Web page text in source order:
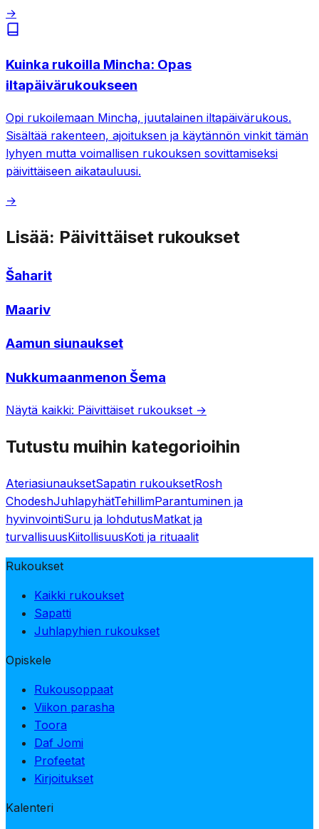
→
Kuinka rukoilla Mincha: Opas
iltapäivärukoukseen
Opi rukoilemaan Mincha, juutalainen iltapäivärukous.
Sisältää rakenteen, ajoituksen ja käytännön vinkit tämän
lyhyen mutta voimallisen rukouksen sovittamiseksi
päivittäiseen aikatauluusi.
→
Lisää: Päivittäiset rukoukset
Šaharit
Maariv
Aamun siunaukset
Nukkumaanmenon Šema
Näytä kaikki: Päivittäiset rukoukset →
Tutustu muihin kategorioihin
AteriasiunauksetSapatin rukouksetRosh
ChodeshJuhlapyhätTehillimParantuminen ja
hyvinvointiSuru ja lohdutusMatkat ja
turvallisuusKiitollisuusKoti ja rituaalit
Rukoukset
Kaikki rukoukset
Sapatti
Juhlapyhien rukoukset
Opiskele
Rukousoppaat
Viikon parasha
Toora
Daf Jomi
Profeetat
Kirjoitukset
Kalenteri